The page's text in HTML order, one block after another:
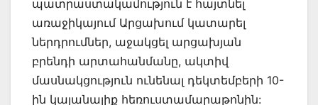
պատրաստակամություն է հայտնել
առաջիկայում Արցախում կատարել
ներդրումներ, աջակցել արցախյան
բրենդի արտահանմանը, ակտիվ
մասնակցություն ունենալ դեկտեմբերի 10-
ին կայանալիք հեռուստամարաթոնին: